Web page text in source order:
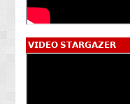
𝗩𝗜𝗗𝗘𝗢 𝗦𝗧𝗔𝗥𝗚𝗔𝗭𝗘𝗥